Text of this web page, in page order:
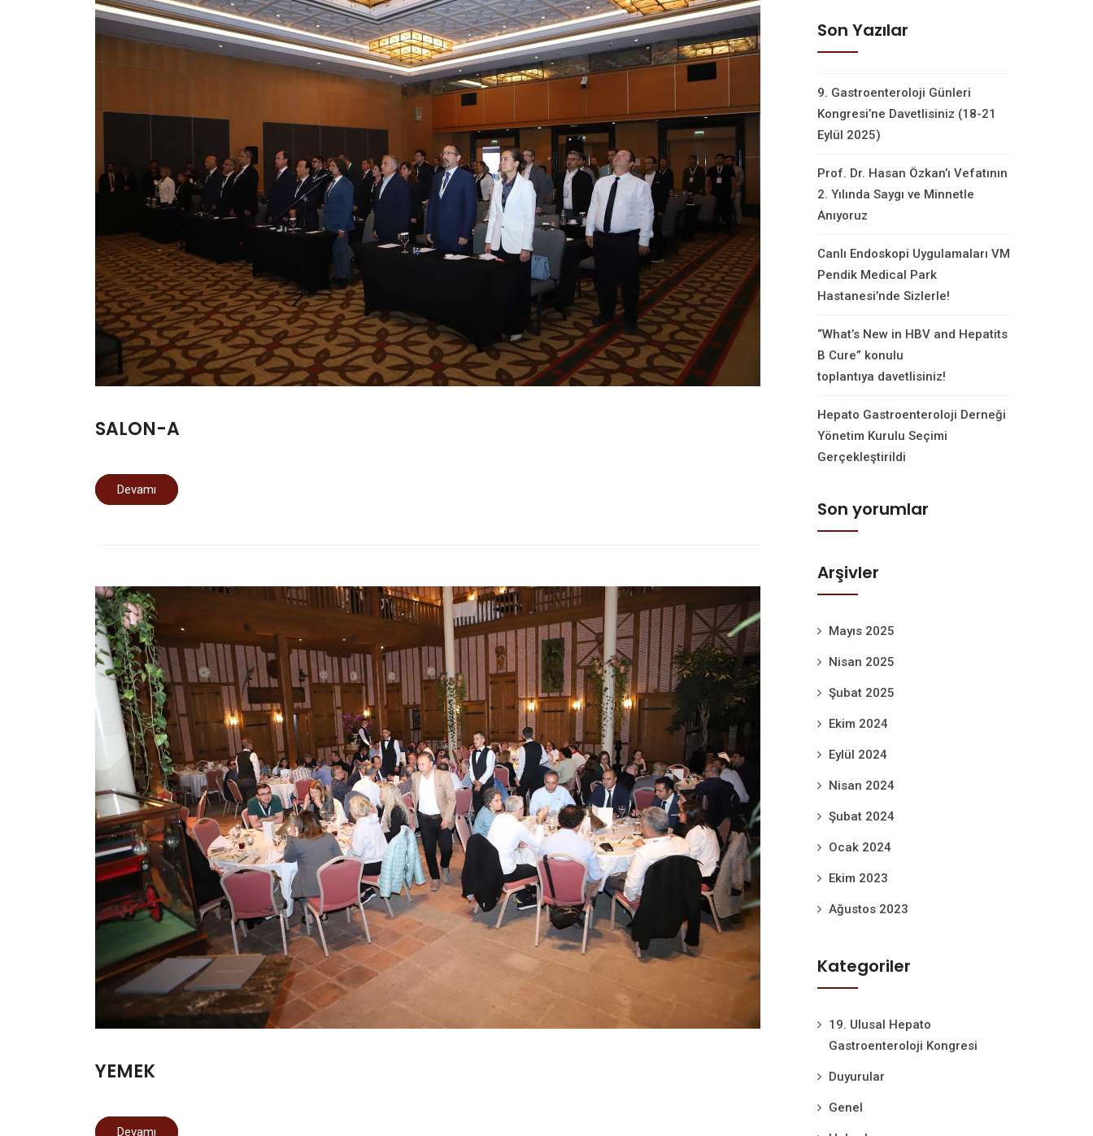
SALON-A
Devamı
YEMEK
Devamı
Son Yazılar
9. Gastroenteroloji Günleri
Kongresi’ne Davetlisiniz (18-21
Eylül 2025)
Prof. Dr. Hasan Özkan’ı Vefatının
2. Yılında Saygı ve Minnetle
Anıyoruz
Canlı Endoskopi Uygulamaları VM
Pendik Medical Park
Hastanesi’nde Sizlerle!
“What’s New in HBV and Hepatits
B Cure” konulu
toplantıya davetlisiniz!
Hepato Gastroenteroloji Derneği
Yönetim Kurulu Seçimi
Gerçekleştirildi
Son yorumlar
Arşivler
Mayıs 2025
Nisan 2025
Şubat 2025
Ekim 2024
Eylül 2024
Nisan 2024
Şubat 2024
Ocak 2024
Ekim 2023
Ağustos 2023
Kategoriler
19. Ulusal Hepato
Gastroenteroloji Kongresi
Duyurular
Genel